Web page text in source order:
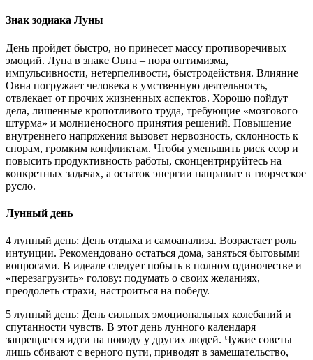
Знак зодиака Луны
День пройдет быстро, но принесет массу противоречивых
эмоций. Луна в знаке Овна – пора оптимизма,
импульсивности, нетерпеливости, быстродействия. Влияние
Овна погружает человека в умственную деятельность,
отвлекает от прочих жизненных аспектов. Хорошо пойдут
дела, лишенные кропотливого труда, требующие «мозгового
штурма» и молниеносного принятия решений. Повышение
внутреннего напряжения вызовет нервозность, склонность к
спорам, громким конфликтам. Чтобы уменьшить риск ссор и
повысить продуктивность работы, сконцентрируйтесь на
конкретных задачах, а остаток энергии направьте в творческое
русло.
Лунный день
4 лунный день: День отдыха и самоанализа. Возрастает роль
интуиции. Рекомендовано остаться дома, заняться бытовыми
вопросами. В идеале следует побыть в полном одиночестве и
«перезагрузить» голову: подумать о своих желаниях,
преодолеть страхи, настроиться на победу.
5 лунный день: День сильных эмоциональных колебаний и
спутанности чувств. В этот день лунного календаря
запрещается идти на поводу у других людей. Чужие советы
лишь сбивают с верного пути, приводят в замешательство,